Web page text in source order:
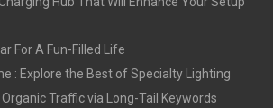
For A Fun-Filled Life
: Explore the Best of Specialty Lighting
Traffic via Long-Tail Keywords